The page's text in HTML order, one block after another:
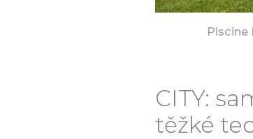
Piscine
CITY:
těžké